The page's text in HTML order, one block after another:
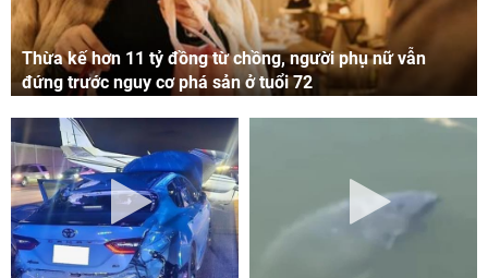
Thừa kế hơn 11 tỷ đồng từ chồng, người phụ nữ vẫn
đứng trước nguy cơ phá sản ở tuổi 72